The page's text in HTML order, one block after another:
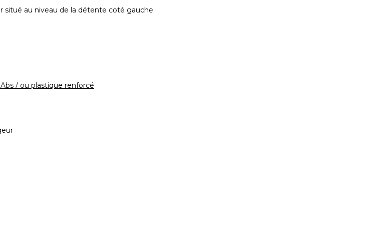
situé au niveau de la détente coté gauche
/ ou plastique renforcé